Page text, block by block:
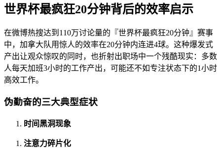
世界杯最疯狂20分钟背后的效率启示
在微博热搜达到110万讨论量的『世界杯最疯狂20分钟』赛事
中，加拿大队用惊人的效率在20分钟内连进4球。这种爆发式
产出让观众惊叹的同时，也折射出职场中一个残酷现实：多数
人每天加班3小时的工作产出，可能还不如专注状态下的1小时
高效工作。
伪勤奋的三大典型症状
时间黑洞现象
注意力碎片化